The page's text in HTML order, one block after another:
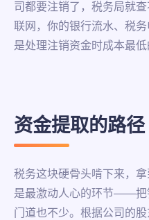
司都要注销了，税务局就
联网，你的银行流水、税
是处理注销资金时成本最低
资金提取的路径
税务这块硬骨头啃下来，
是最激动人心的环节——把
门道也不少。根据公司的